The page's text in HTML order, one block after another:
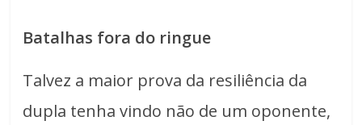
Batalhas fora do ringue
Talvez a maior prova da resiliência da
dupla tenha vindo não de um oponente,